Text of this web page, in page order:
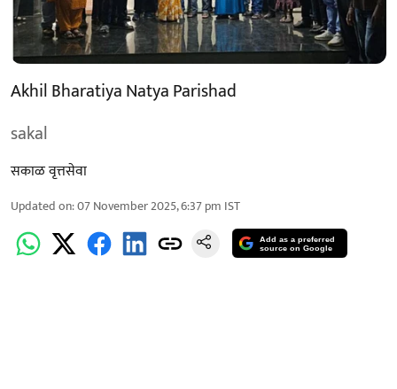
Akhil Bharatiya Natya Parishad
sakal
सकाळ वृत्तसेवा
Updated on:07 November 2025, 6:37 pm IST
Add as a preferred
source on Google